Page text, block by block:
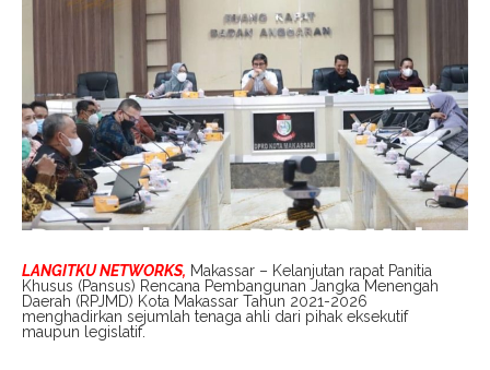
LANGITKU NETWORKS, Makassar – Kelanjutan rapat Panitia
Khusus (Pansus) Rencana Pembangunan Jangka Menengah
Daerah (RPJMD) Kota Makassar Tahun 2021-2026
menghadirkan sejumlah tenaga ahli dari pihak eksekutif
maupun legislatif.